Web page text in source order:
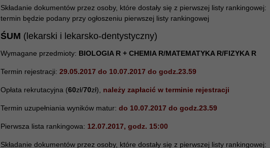
Składanie dokumentów przez osoby, które dostały się z pierwszej listy rankingowej:
termin będzie podany przy ogłoszeniu pierwszej listy rankingowej
ŚUM (lekarski i lekarsko-dentystyczny)
Wymagane przedmioty: BIOLOGIA R + CHEMIA R/MATEMATYKA R/FIZYKA R
Termin rejestracji: 29.05.2017 do 10.07.2017 do godz.23.59
Opłata rekrutacyjna (60zł/70zł), należy zapłacić w terminie rejestracji
Termin uzupełniania wyników matur: do 10.07.2017 do godz.23.59
Pierwsza lista rankingowa: 12.07.2017, godz. 15:00
Składanie dokumentów przez osoby, które dostały się z pierwszej listy rankingowej: